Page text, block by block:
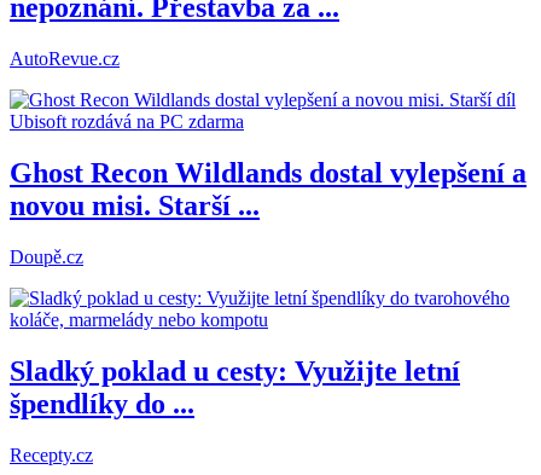
nepoznání. Přestavba za ...
AutoRevue.cz
Ghost Recon Wildlands dostal vylepšení a
novou misi. Starší ...
Doupě.cz
Sladký poklad u cesty: Využijte letní
špendlíky do ...
Recepty.cz